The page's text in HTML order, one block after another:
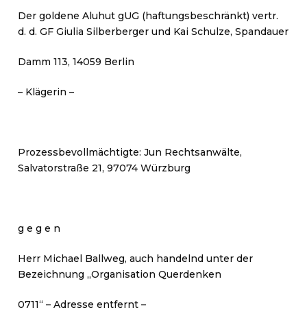
Der goldene Aluhut gUG (haftungsbeschränkt) vertr.
d. d. GF Giulia Silberberger und Kai Schulze, Spandauer
Damm 113, 14059 Berlin
– Klägerin –
Prozessbevollmächtigte: Jun Rechtsanwälte,
Salvatorstraße 21, 97074 Würzburg
g e g e n
Herr Michael Ballweg, auch handelnd unter der
Bezeichnung „Organisation Querdenken
0711“ – Adresse entfernt –